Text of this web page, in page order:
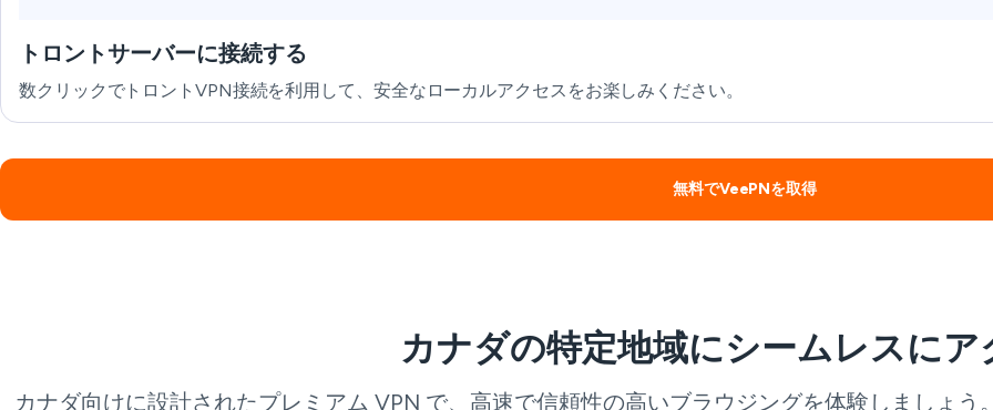
トロントサーバーに接続する
数クリックでトロントVPN接続を利用して、安全なローカルアクセスをお楽しみください。
無料でVeePNを取得
カナダの特定地域にシームレスにア
カナダ向けに設計されたプレミアム VPN で、高速で信頼性の高いブラウジングを体験しましょ